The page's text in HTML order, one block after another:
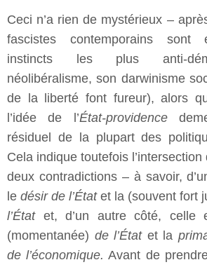
Ceci n’a rien de mystérieux –
fascistes contemporains sont
instincts les plus anti-
néolibéralisme, son darwinisme
de la liberté font fureur), alors
l’idée de l’État-providence
résiduel de la plupart des
Cela indique toutefois
deux contradictions – à savoir,
le désir de l’Étatet la (souvent fort
l’Étatet, d’un autre côté, celle
(momentanée) de l’État et la
de l’économique. Avant de